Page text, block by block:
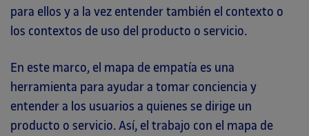
para ellos y a la vez entender también el contexto o
los contextos de uso del producto o servicio.
En este marco, el mapa de empatía es una
herramienta para ayudar a tomar conciencia y
entender a los usuarios a quienes se dirige un
producto o servicio. Así, el trabajo con el mapa de